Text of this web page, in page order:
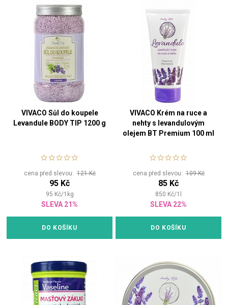
VIVACO Sůl do koupele
Levandule BODY TIP 1200 g
cena před slevou:121 Kč
95 Kč
95 Kč/1 kg
SLEVA 21%
DO KOŠÍKU
VIVACO Krém na ruce a
nehty s levandulovým
olejem BT Premium 100 ml
cena před slevou:109 Kč
85 Kč
850 Kč/1
SLEVA 22%
DO KOŠÍKU